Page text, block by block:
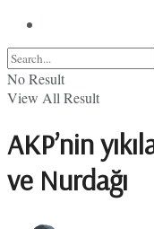
No Result
View All Result
AKP’nin
ve Nurdağı